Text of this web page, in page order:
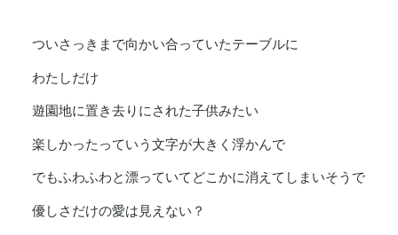
ついさっきまで向かい合っていたテーブルに
わたしだけ
遊園地に置き去りにされた子供みたい
楽しかったっていう文字が大きく浮かんで
でもふわふわと漂っていてどこかに消えてしまいそうで
優しさだけの愛は見えない？